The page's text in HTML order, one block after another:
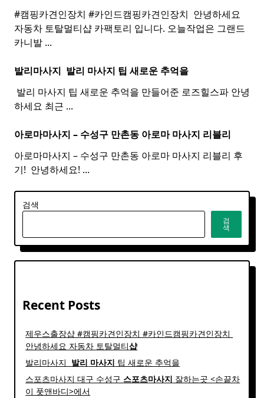
#캠핑카견인장치 #카인드캠핑카견인장치 ​ 안녕하세요
자동차 토탈멀티샵 카팩토리 입니다. 오늘작업은 그랜드
카니발 ...
발리마사지 ​ 발리 마사지 팁 새로운 추억을
​ 발리 마사지 팁 새로운 추억을 만들어준 로즈힐스파 안녕
하세요 최근 ...
아로마마사지 – 수성구 만촌동 아로마 마사지 리블리
아로마마사지 – 수성구 만촌동 아로마 마사지 리블리 후
기! ​ 안녕하세요! ...
검색
검
색
Recent Posts
제우스출장샵 #캠핑카견인장치 #카인드캠핑카견인장치 ​
안녕하세요 자동차 토탈멀티샵
발리마사지 ​ 발리 마사지 팁 새로운 추억을
스포츠마사지 대구 수성구 스포츠마사지 잘하는곳 <손끝차
이 풋앤바디>에서